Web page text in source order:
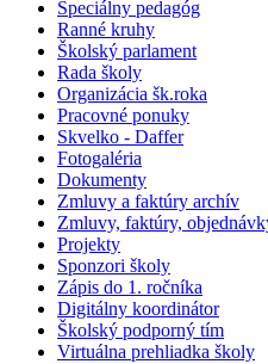
Špeciálny pedagóg
Ranné kruhy
Školský parlament
Rada školy
Organizácia šk.roka
Pracovné ponuky
Skvelko - Daffer
Fotogaléria
Dokumenty
Zmluvy a faktúry archív
Zmluvy, faktúry,
Projekty
Sponzori školy
Zápis do 1. ročníka
Digitálny koordinátor
Školský podporný tím
Virtuálna prehliadka školy